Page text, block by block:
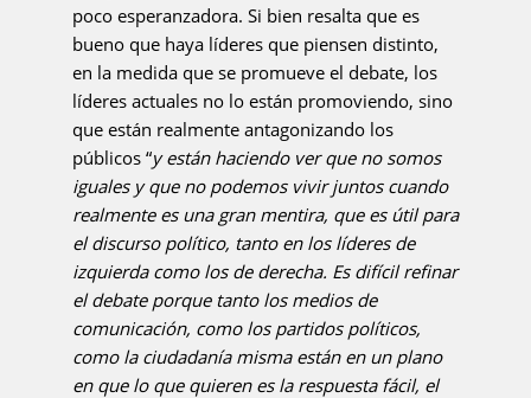
poco esperanzadora. Si bien resalta que es
bueno que haya líderes que piensen distinto,
en la medida que se promueve el debate, los
líderes actuales no lo están promoviendo, sino
que están realmente antagonizando los
públicos “y están haciendo ver que no somos
iguales y que no podemos vivir juntos cuando
realmente es una gran mentira, que es útil para
el discurso político, tanto en los líderes de
izquierda como los de derecha. Es difícil refinar
el debate porque tanto los medios de
comunicación, como los partidos políticos,
como la ciudadanía misma están en un plano
en que lo que quieren es la respuesta fácil, el